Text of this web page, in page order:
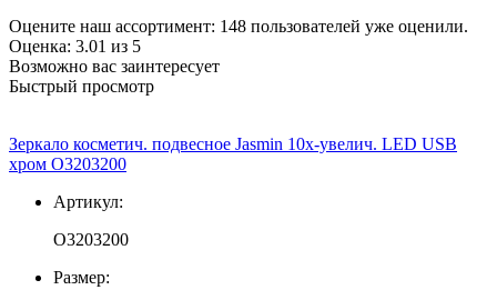
Оцените наш ассортимент: 148 пользователей уже оценили.
Оценка: 3.01 из 5
Возможно вас заинтересует
Быстрый просмотр
Зеркало косметич. подвесное Jasmin 10х-увелич. LED USB
хром О3203200
Артикул:
О3203200
Размер: